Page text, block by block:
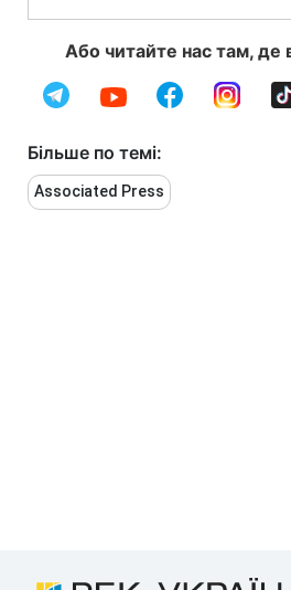
Або читайте нас там, де
Більше по темі:
Associated Press